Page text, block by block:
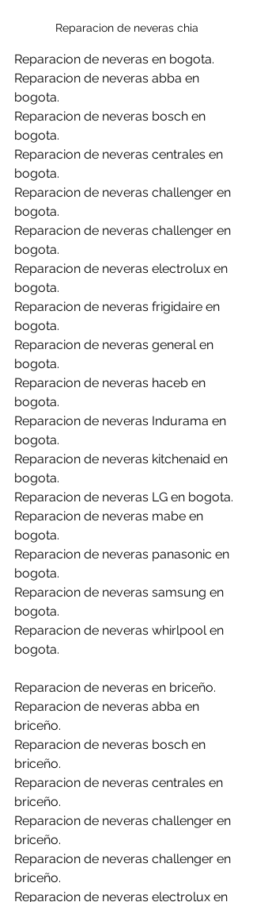
Reparacion de neveras chia
Reparacion de neveras en bogota.
Reparacion de neveras abba en
bogota.
Reparacion de neveras bosch en
bogota.
Reparacion de neveras centrales en
bogota.
Reparacion de neveras challenger en
bogota.
Reparacion de neveras challenger en
bogota.
Reparacion de neveras electrolux en
bogota.
Reparacion de neveras frigidaire en
bogota.
Reparacion de neveras general en
bogota.
Reparacion de neveras haceb en
bogota.
Reparacion de neveras Indurama en
bogota.
Reparacion de neveras kitchenaid en
bogota.
Reparacion de neveras LG en bogota.
Reparacion de neveras mabe en
bogota.
Reparacion de neveras panasonic en
bogota.
Reparacion de neveras samsung en
bogota.
Reparacion de neveras whirlpool en
bogota.
Reparacion de neveras en briceño.
Reparacion de neveras abba en
briceño.
Reparacion de neveras bosch en
briceño.
Reparacion de neveras centrales en
briceño.
Reparacion de neveras challenger en
briceño.
Reparacion de neveras challenger en
briceño.
Reparacion de neveras electrolux en